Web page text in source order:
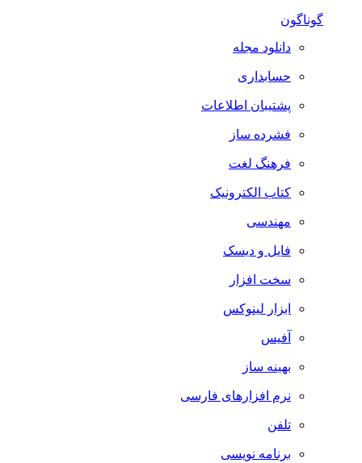
گوناگون
دانلود مجله
حسابداری
پشتیبان اطلاعات
فشرده ساز
فرهنگ لغت
کتاب الکترونیک
مهندسی
فایل و دیسک
سخت افزار
ابزار لینوکس
آفیس
بهینه ساز
نرم افزارهای فارسی
تلفن
برنامه نویسی